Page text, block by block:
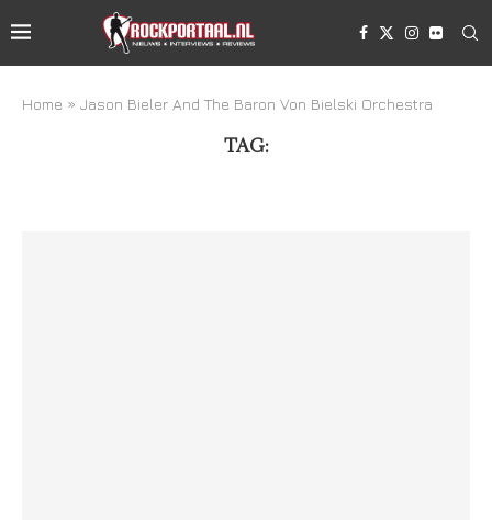
Home » Jason Bieler And The Baron Von Bielski Orchestra
TAG: